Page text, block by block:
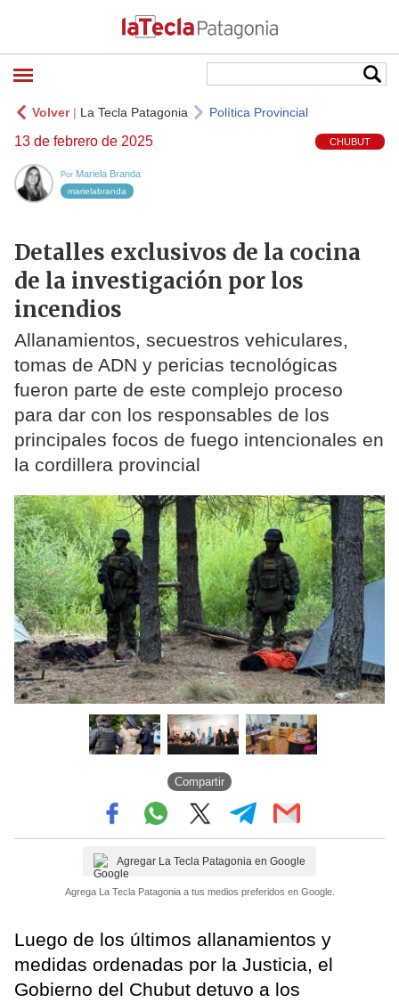
Volver| La Tecla Patagonia Política Provincial
13 de febrero de 2025 CHUBUT
Por Mariela Branda
marielabranda
Detalles exclusivos de la cocina
de la investigación por los
incendios
Allanamientos, secuestros vehiculares,
tomas de ADN y pericias tecnológicas
fueron parte de este complejo proceso
para dar con los responsables de los
principales focos de fuego intencionales en
la cordillera provincial
Compartir
Agregar La Tecla Patagonia en Google
Agrega La Tecla Patagonia a tus medios preferidos en Google.
Luego de los últimos allanamientos y
medidas ordenadas por la Justicia, el
Gobierno del Chubut detuvo a los